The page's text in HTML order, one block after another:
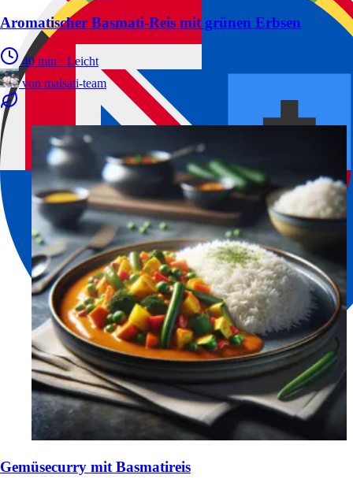
Aromatischer Basmati-Reis mit grünen Erbsen
40 min · Leicht
von malsati-team
Gemüsecurry mit Basmatireis